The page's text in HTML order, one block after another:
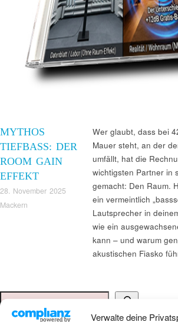
Verwalte deine
MYTHOS
TIEFBASS: DER
ROOM GAIN
EFFEKT
28. November 2025
Mackern
Wer glaubt, dass bei
Mauer steht, an der
umfällt, hat die
wichtigsten Partner in
gemacht: Den Raum.
ein vermeintlich
Lautsprecher in
wie ein
kann – und warum
akustischen Fiasko
Suchen